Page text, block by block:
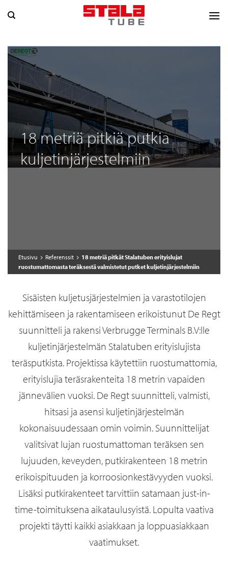
18 metriä pitkiä putkia
kuljetinjärjestelmiin
Etusivu Referenssit
18 metriä pitkät Stalatuben erityislujat
ruostumattomasta teräksestä valmistetut putket kuljetinjärjestelmiin
Sisäisten kuljetusjärjestelmien ja varastotilojen
kehittämiseen ja rakentamiseen erikoistunut De Regt
suunnitteli ja rakensi Verbrugge Terminals B.V:lle
kuljetinjärjestelmän Stalatuben erityislujista
teräsputkista. Projektissa käytettiin ruostumattomia,
erityislujia teräsrakenteita 18 metrin vapaiden
jännevälien vuoksi. De Regt suunnitteli, valmisti,
hitsasi ja asensi kuljetinjärjestelmän
kokonaisuudessaan omin voimin. Suunnittelijat
valitsivat lujan ruostumattoman teräksen sen
lujuuden, keveyden, putkirakenteen 18 metrin
erikoispituuden ja korroosionkestävyyden vuoksi.
Lisäksi putkirakenteet tarvittiin satamaan just-in-
time-toimituksena aikataulusyistä. Lopulta vaativa
projekti täytti kaikki asiakkaan ja loppuasiakkaan
vaatimukset.